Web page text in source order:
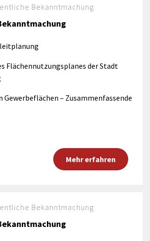
Bekanntmachung
Flächennutzungsplanes der Stadt
Gewerbeflächen – Zusammenfassende
Mehr erfahren
Bekanntmachung